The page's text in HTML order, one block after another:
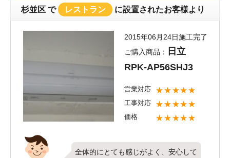
すでしょうか？今後お使いになる上で
ご不明点やトラブルなど、小さなこと
でも構いませんので何かありました際
はオペレーターまでお問い合わせくだ
さい。またのご利用、お待ちしており
杉並区 で レストラン に設置されたお客様より
2015年06月24日施工完了
ご購入商品：
日立
RPK-AP56SHJ3
営業対応 ★★★★★
工事対応 ★★★★★
価格 ★★★★★
全体的にとても感じがよく、安心して